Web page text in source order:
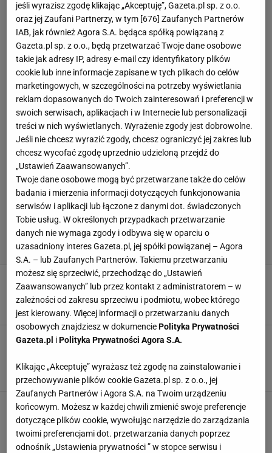
Twoje kaloryfery nie dają rady? Oto przenośne
grzejniki, które rozwiążą problem do ręki
GRZEJNIKI KALORYFER OGRZEWANIE OGRZEWANIE DOMU
Przytulne rozwiązania na długie zimowe
obciążeniowe
GRZEJNIKI JESIEŃ MASAŻER MEDIA EXPERT
To niezbędnik na jesienne chłody, a Euro
wyprzedaje go za 189 zł - "spełnia swoją rolę
doskonale"
DYSON GRZEJNIKI NAWILŻACZE POWIETRZA RTV EURO AGD
jeśli wyrazisz zgodę klikając „Akceptuję”, Gazeta.pl sp. z o.o.
oraz jej Zaufani Partnerzy, w tym [676] Zaufanych Partnerów
IAB, jak również Agora S.A. będąca spółką powiązaną z
Gazeta.pl sp. z o.o., będą przetwarzać Twoje dane osobowe
takie jak adresy IP, adresy e-mail czy identyfikatory plików
cookie lub inne informacje zapisane w tych plikach do celów
marketingowych, w szczególności na potrzeby wyświetlania
reklam dopasowanych do Twoich zainteresowań i preferencji w
swoich serwisach, aplikacjach i w Internecie lub personalizacji
treści w nich wyświetlanych. Wyrażenie zgody jest dobrowolne.
Jeśli nie chcesz wyrazić zgody, chcesz ograniczyć jej zakres lub
chcesz wycofać zgodę uprzednio udzieloną przejdź do
„Ustawień Zaawansowanych”.
Twoje dane osobowe mogą być przetwarzane także do celów
badania i mierzenia informacji dotyczących funkcjonowania
serwisów i aplikacji lub łączone z danymi dot. świadczonych
Tobie usług. W określonych przypadkach przetwarzanie
danych nie wymaga zgody i odbywa się w oparciu o
uzasadniony interes Gazeta.pl, jej spółki powiązanej – Agora
S.A. – lub Zaufanych Partnerów. Takiemu przetwarzaniu
możesz się sprzeciwić, przechodząc do „Ustawień
Zaawansowanych” lub przez kontakt z administratorem – w
zależności od zakresu sprzeciwu i podmiotu, wobec którego
jest kierowany. Więcej informacji o przetwarzaniu danych
osobowych znajdziesz w dokumenciePolityka Prywatności
Gazeta.pl iPolityka Prywatności Agora S.A.
Klikając „Akceptuję” wyrażasz też zgodę na zainstalowanie i
przechowywanie plików cookie Gazeta.pl sp. z o.o., jej
Zaufanych Partnerów i Agora S.A. na Twoim urządzeniu
końcowym. Możesz w każdej chwili zmienić swoje preferencje
dotyczące plików cookie, wywołując narzędzie do zarządzania
twoimi preferencjami dot. przetwarzania danych poprzez
odnośnik „Ustawienia prywatności ” w stopce serwisu i